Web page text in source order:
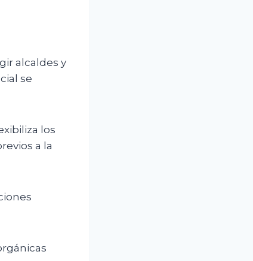
alcaldes y
se
los
a la